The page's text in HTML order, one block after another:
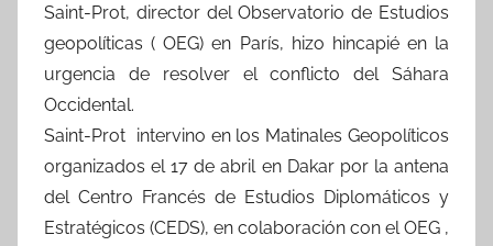
Saint-Prot, director del Observatorio de Estudios
geopolíticas ( OEG) en París, hizo hincapié en la
urgencia de resolver el conflicto del Sáhara
Occidental.
Saint-Prot intervino en los Matinales Geopolíticos
organizados el 17 de abril en Dakar por la antena
del Centro Francés de Estudios Diplomáticos y
Estratégicos (CEDS), en colaboración con el OEG ,